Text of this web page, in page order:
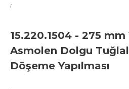
15.220.1504 - 275
Asmolen Dolgu
Döşeme Yapılması